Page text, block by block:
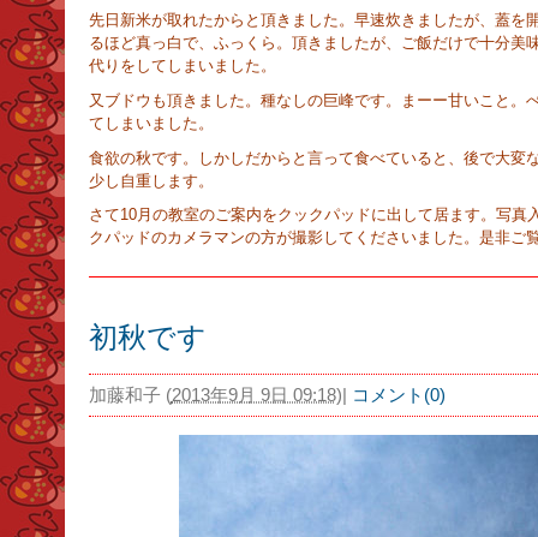
先日新米が取れたからと頂きました。早速炊きましたが、蓋を
るほど真っ白で、ふっくら。頂きましたが、ご飯だけで十分美
代りをしてしまいました。
又ブドウも頂きました。種なしの巨峰です。まーー甘いこと。
てしまいました。
食欲の秋です。しかしだからと言って食べていると、後で大変
少し自重します。
さて10月の教室のご案内をクックパッドに出して居ます。写真
クパッドのカメラマンの方が撮影してくださいました。是非ご
初秋です
加藤和子(2013年9月 9日 09:18)| コメント(0)